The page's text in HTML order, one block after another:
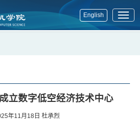
English
展
立数字低空经济技术中心
年11月18日 杜承烈